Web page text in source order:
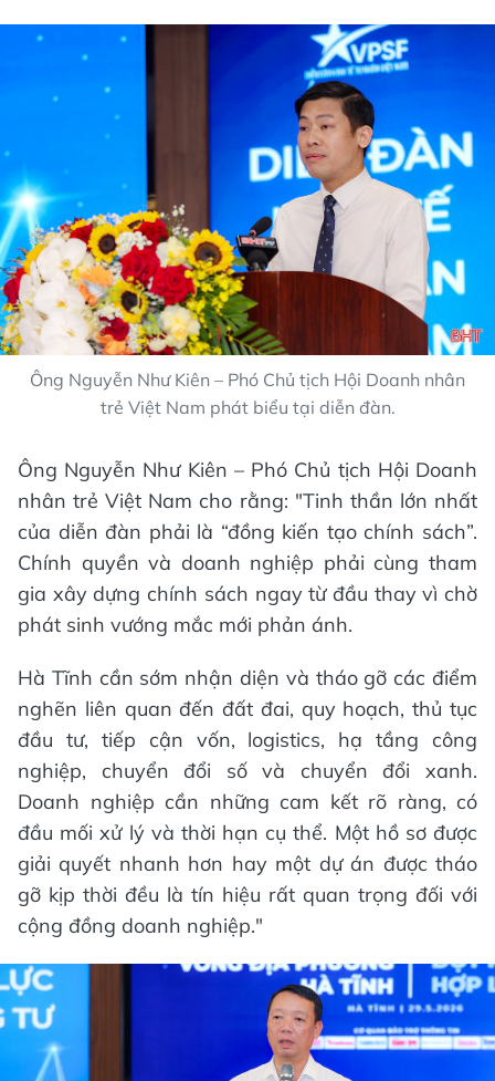
Ông Nguyễn Như Kiên – Phó Chủ tịch Hội Doanh nhân
trẻ Việt Nam phát biểu tại diễn đàn.
Ông Nguyễn Như Kiên – Phó Chủ tịch Hội Doanh
nhân trẻ Việt Nam cho rằng: "Tinh thần lớn nhất
của diễn đàn phải là “đồng kiến tạo chính sách”.
Chính quyền và doanh nghiệp phải cùng tham
gia xây dựng chính sách ngay từ đầu thay vì chờ
phát sinh vướng mắc mới phản ánh.
Hà Tĩnh cần sớm nhận diện và tháo gỡ các điểm
nghẽn liên quan đến đất đai, quy hoạch, thủ tục
đầu tư, tiếp cận vốn, logistics, hạ tầng công
nghiệp, chuyển đổi số và chuyển đổi xanh.
Doanh nghiệp cần những cam kết rõ ràng, có
đầu mối xử lý và thời hạn cụ thể. Một hồ sơ được
giải quyết nhanh hơn hay một dự án được tháo
gỡ kịp thời đều là tín hiệu rất quan trọng đối với
cộng đồng doanh nghiệp."